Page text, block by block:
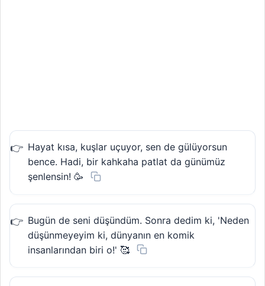
Hayat kısa, kuşlar uçuyor, sen de gülüyorsun
bence. Hadi, bir kahkaha patlat da günümüz
şenlensin! 🥳
Bugün de seni düşündüm. Sonra dedim ki, 'Neden
düşünmeyeyim ki, dünyanın en komik
insanlarından biri o!' 🥰